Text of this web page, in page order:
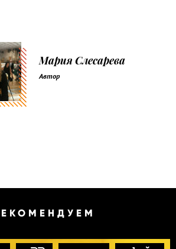
Мария Слесарева
Автор